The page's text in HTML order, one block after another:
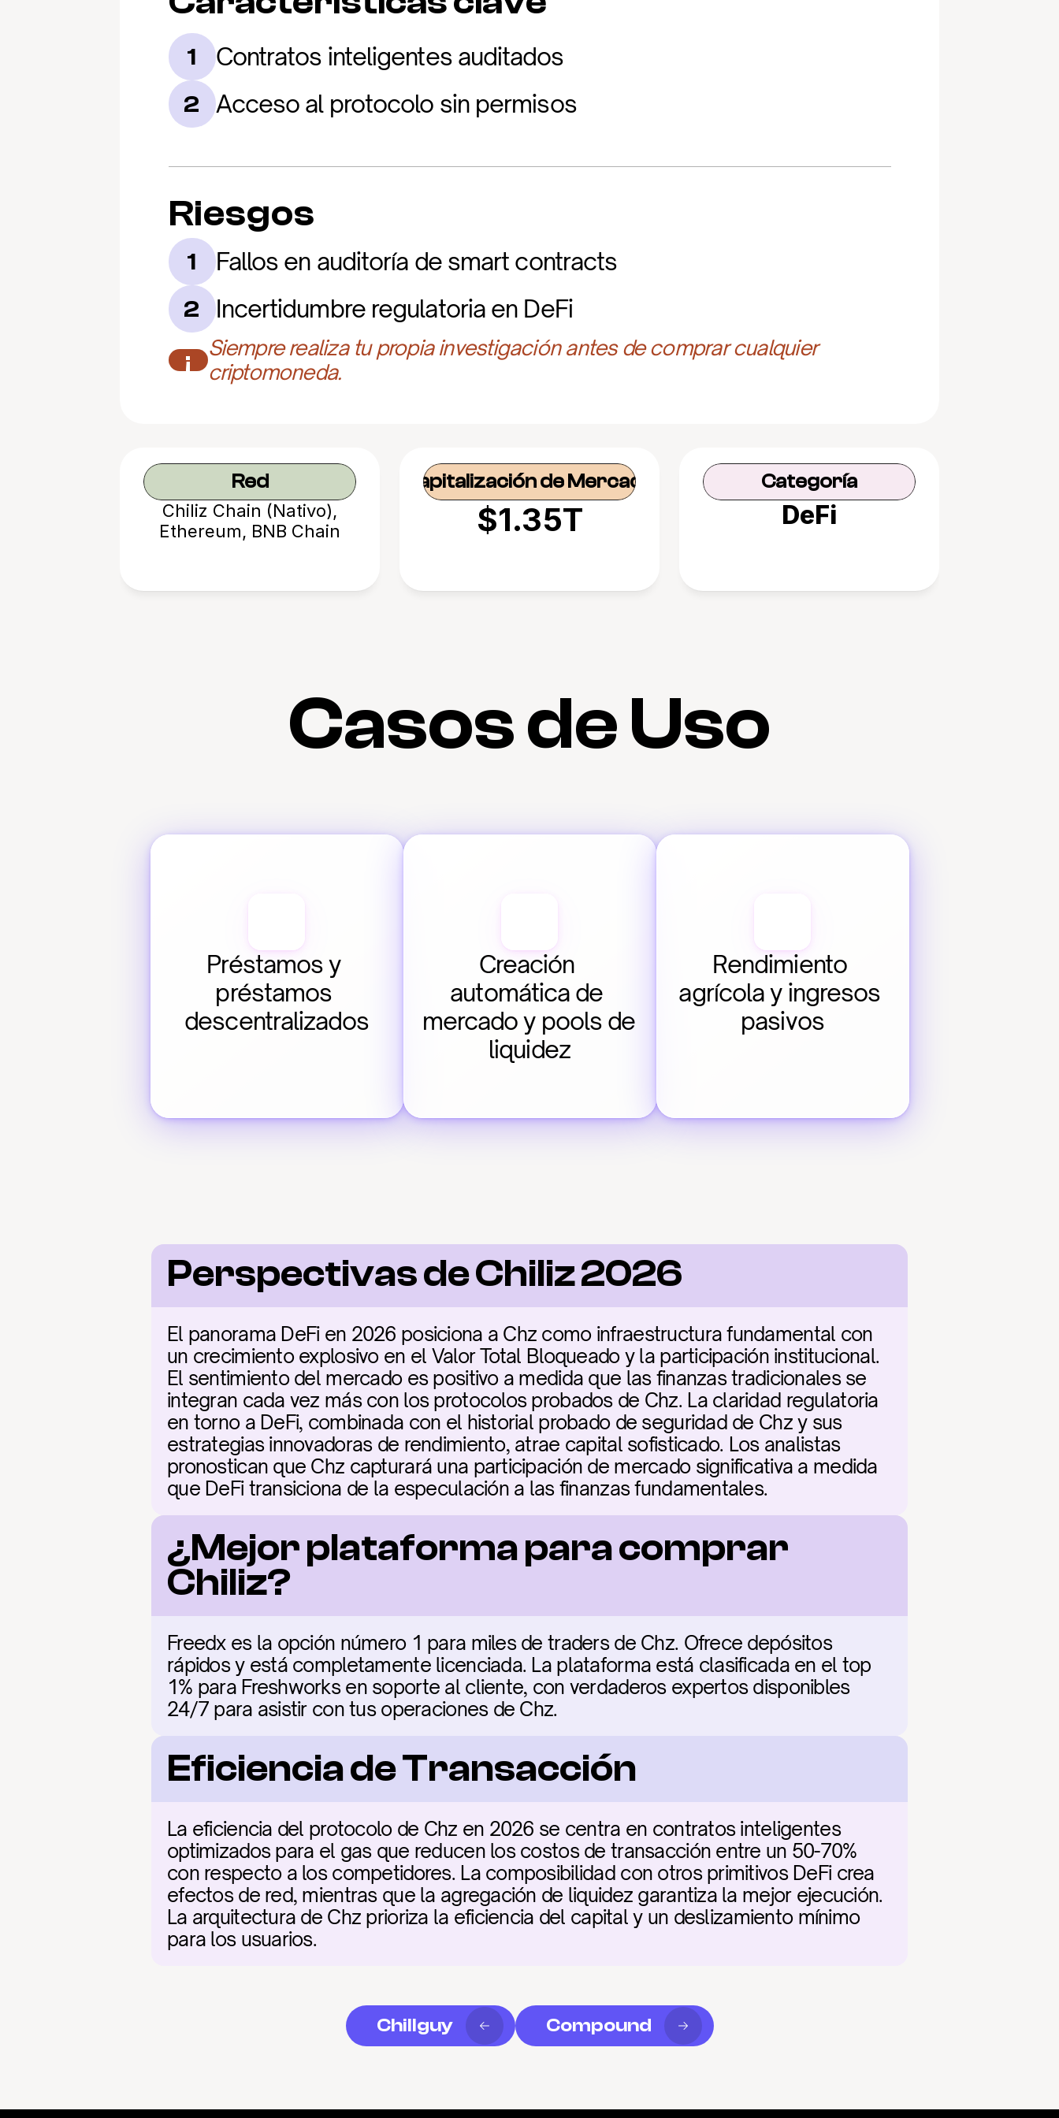
1 Contratos inteligentes auditados
2 Acceso al protocolo sin permisos
Riesgos
1 Fallos en auditoría de smart contracts
2 Incertidumbre regulatoria en DeFi
¡
Siempre realiza tu propia investigación antes de comprar cualquier
criptomoneda.
Red
Chiliz Chain (Nativo),
Ethereum, BNB Chain
Capitalización de Mercado
$1.35T
Categoría
DeFi
Casos de Uso
Préstamos y
préstamos
descentralizados
Creación
automática de
mercado y pools de
liquidez
Rendimiento
agrícola y ingresos
pasivos
Perspectivas de Chiliz 2026
El panorama DeFi en 2026 posiciona a Chz como infraestructura fundamental con
un crecimiento explosivo en el Valor Total Bloqueado y la participación institucional.
El sentimiento del mercado es positivo a medida que las finanzas tradicionales se
integran cada vez más con los protocolos probados de Chz. La claridad regulatoria
en torno a DeFi, combinada con el historial probado de seguridad de Chz y sus
estrategias innovadoras de rendimiento, atrae capital sofisticado. Los analistas
pronostican que Chz capturará una participación de mercado significativa a medida
que DeFi transiciona de la especulación a las finanzas fundamentales.
¿Mejor plataforma para comprar
Chiliz?
Freedx es la opción número 1 para miles de traders de Chz. Ofrece depósitos
rápidos y está completamente licenciada. La plataforma está clasificada en el top
1% para Freshworks en soporte al cliente, con verdaderos expertos disponibles
24/7 para asistir con tus operaciones de Chz.
Eficiencia de Transacción
La eficiencia del protocolo de Chz en 2026 se centra en contratos inteligentes
optimizados para el gas que reducen los costos de transacción entre un 50-70%
con respecto a los competidores. La composibilidad con otros primitivos DeFi crea
efectos de red, mientras que la agregación de liquidez garantiza la mejor ejecución.
La arquitectura de Chz prioriza la eficiencia del capital y un deslizamiento mínimo
para los usuarios.
Chillguy Compound